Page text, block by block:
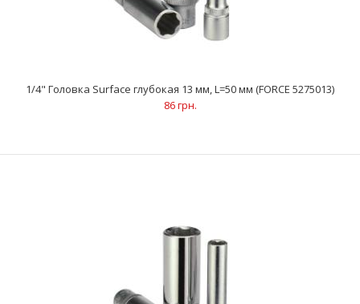
1/4" Головка Surface глубокая 11 мм, L=50 мм (FORCE 5275011)
81 грн.
1/4" Головка Surface глубокая 13 мм, L=50 мм (FORCE 5275013)
86 грн.